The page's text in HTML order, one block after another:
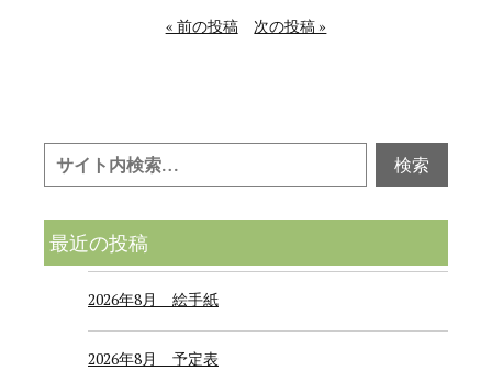
« 前の投稿 次の投稿 »
最近の投稿
2026年8月 絵手紙
2026年8月 予定表